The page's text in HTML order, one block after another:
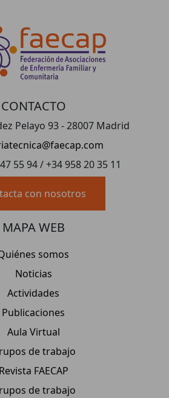
CONTACTO
Pelayo 93 - 28007 Madrid
55 94 / +34 958 20 35 11
con nosotros
MAPA WEB
somos
Noticias
Actividades
Publicaciones
Aula Virtual
de trabajo
Revista FAECAP
de trabajo